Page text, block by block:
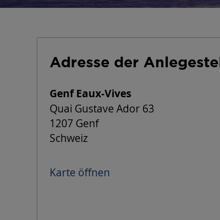
Adresse der
Genf Eaux-Vives
Quai Gustave Ador 63
1207 Genf
Schweiz
Karte öffnen